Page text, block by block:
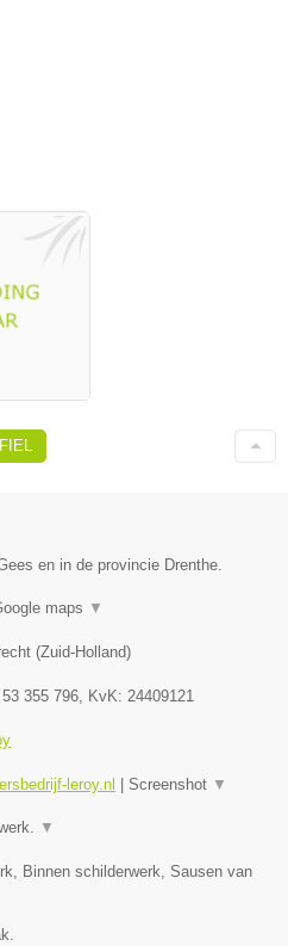
en in de provincie Drenthe.
maps ▼
(Zuid-Holland)
355 796 , KvK: 24409121
leroy.nl Screenshot ▼
▼
Binnen schilderwerk, Sausen van